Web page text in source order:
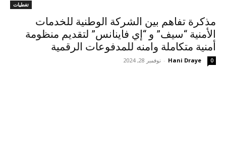
تغطيات
مذكرة تفاهم بين الشركة الوطنية للخدمات
الأمنية “سيف” و “إي فاينانس” لتقديم منظومة
أمنية متكاملة وامنه للمدفوعات الرقمية
Hani Draye
- نوفمبر 28, 2024 0